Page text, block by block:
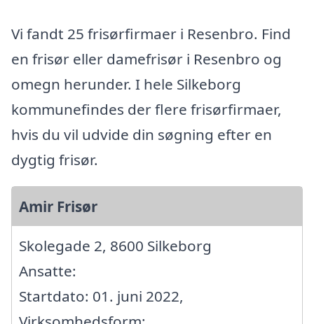
Vi fandt 25 frisørfirmaer i Resenbro. Find
en frisør eller damefrisør i Resenbro og
omegn herunder. I hele Silkeborg
kommunefindes der flere frisørfirmaer,
hvis du vil udvide din søgning efter en
dygtig frisør.
Amir Frisør
Skolegade 2, 8600 Silkeborg
Ansatte:
Startdato: 01. juni 2022,